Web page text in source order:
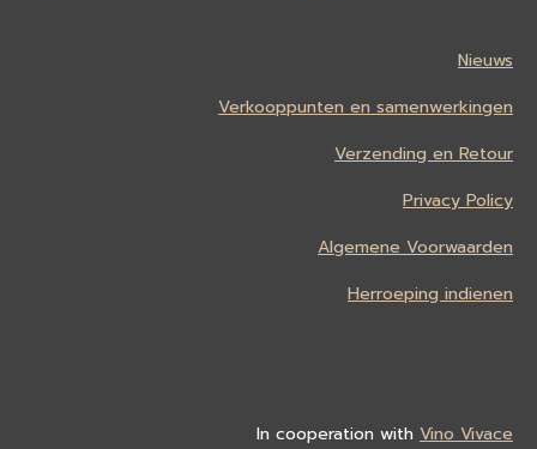
Nieuws
Verkooppunten en samenwerkingen
Verzending en Retour
Privacy Policy
Algemene Voorwaarden
Herroeping indienen
In cooperation with Vino Vivace